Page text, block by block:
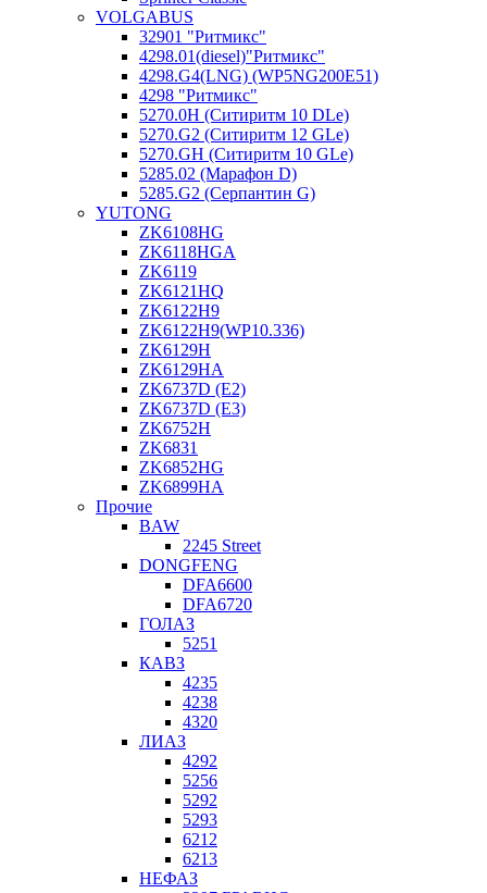
VOLGABUS
32901 "Ритмикc"
4298.01(diesel)"Ритмикс"
4298.G4(LNG) (WP5NG200E51)
4298 "Ритмикс"
5270.0H (Ситиритм 10 DLe)
5270.G2 (Ситиритм 12 GLe)
5270.GH (Ситиритм 10 GLe)
5285.02 (Марафон D)
5285.G2 (Серпантин G)
YUTONG
ZK6108HG
ZK6118HGA
ZK6119
ZK6121HQ
ZK6122H9
ZK6122H9(WP10.336)
ZK6129H
ZK6129HA
ZK6737D (E2)
ZK6737D (E3)
ZK6752H
ZK6831
ZK6852HG
ZK6899HA
Прочие
BAW
2245 Street
DONGFENG
DFA6600
DFA6720
ГОЛАЗ
5251
КАВЗ
4235
4238
4320
ЛИАЗ
4292
5256
5292
5293
6212
6213
НЕФАЗ